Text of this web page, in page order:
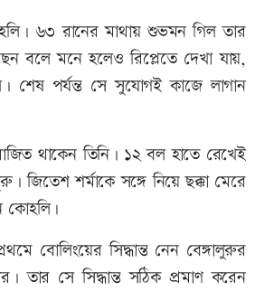
৬৩ রানের মাথায় শুভমন গিল তার
বলে মনে হলেও রিপ্লেতে দেখা যায়,
শেষ পর্যন্ত সে সুযোগই কাজে লাগান
থাকেন তিনি। ১২ বল হাতে রেখেই
জিতেশ শর্মাকে সঙ্গে নিয়ে ছক্কা মেরে
কোহলি।
বোলিংয়ের সিদ্ধান্ত নেন বেঙ্গালুরুর
তার সে সিদ্ধান্ত সঠিক প্রমাণ করেন